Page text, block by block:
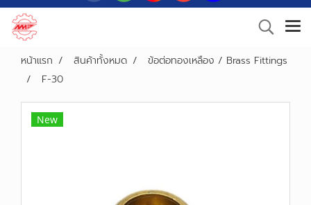
หน้าแรก สินค้าทั้งหมด
ข้อต่อทองเหลือง / Brass Fittings
F-30
New